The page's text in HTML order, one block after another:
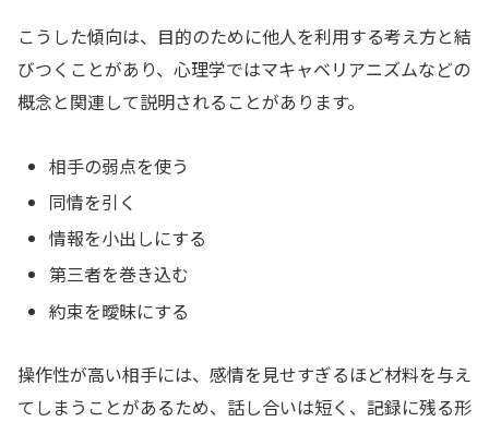
こうした傾向は、目的のために他人を利用する考え方と結
びつくことがあり、心理学ではマキャベリアニズムなどの
概念と関連して説明されることがあります。
相手の弱点を使う
同情を引く
情報を小出しにする
第三者を巻き込む
約束を曖昧にする
操作性が高い相手には、感情を見せすぎるほど材料を与え
てしまうことがあるため、話し合いは短く、記録に残る形